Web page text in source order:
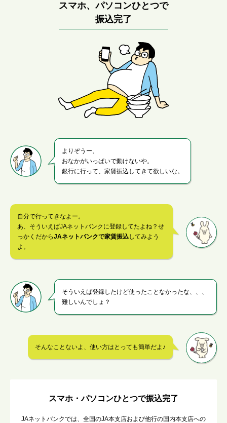
スマホ、パソコンひとつで
振込完了
よりぞうー、
おなかがいっぱいで動けないや。
銀行に行って、家賃振込してきて欲しいな。
自分で行ってきなよー。
あ、そういえばJAネットバンクに登録してたよね？せ
っかくだからJAネットバンクで家賃振込してみよう
よ。
そういえば登録したけど使ったことなかったな、、、
難しいんでしょ？
そんなことないよ、使い方はとっても簡単だよ♪
スマホ・パソコンひとつで振込完了
JAネットバンクでは、全国のJA本支店および他行の国内本支店への